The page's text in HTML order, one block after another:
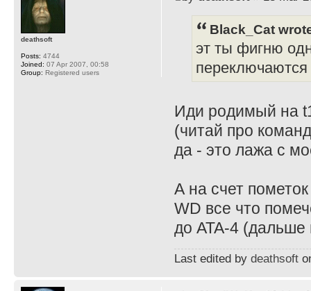
Black_Cat
эт ты фигню
переключаются
Иди родимый на
(читай про
да - это лажа с
А на счет
WD все что
до ATA-4
Last edited by deathsoft
deathsoft
Posts: 4744
Joined: 07 Apr 2007, 00:58
Group: Registered users